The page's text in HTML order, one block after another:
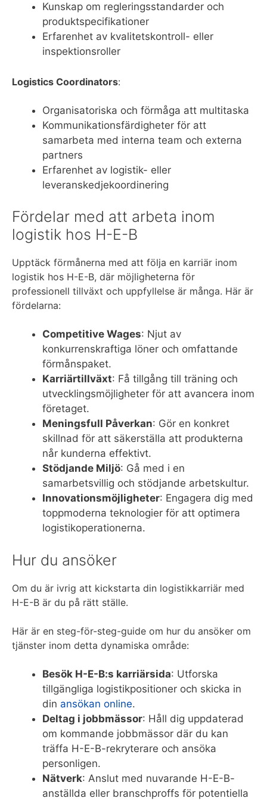
Kunskap om regleringsstandarder och
produktspecifikationer
Erfarenhet av kvalitetskontroll- eller
inspektionsroller
Logistics Coordinators:
Organisatoriska och förmåga att multitaska
Kommunikationsfärdigheter för att
samarbeta med interna team och externa
partners
Erfarenhet av logistik- eller
leveranskedjekoordinering
Fördelar med att arbeta inom
logistik hos H-E-B
Upptäck förmånerna med att följa en karriär inom
logistik hos H-E-B, där möjligheterna för
professionell tillväxt och uppfyllelse är många. Här är
fördelarna:
Competitive Wages: Njut av
konkurrenskraftiga löner och omfattande
förmånspaket.
Karriärtillväxt: Få tillgång till träning och
utvecklingsmöjligheter för att avancera inom
företaget.
Meningsfull Påverkan: Gör en konkret
skillnad för att säkerställa att produkterna
når kunderna effektivt.
Stödjande Miljö: Gå med i en
samarbetsvillig och stödjande arbetskultur.
Innovationsmöjligheter: Engagera dig med
toppmoderna teknologier för att optimera
logistikoperationerna.
Hur du ansöker
Om du är ivrig att kickstarta din logistikkarriär med
H-E-B är du på rätt ställe.
Här är en steg-för-steg-guide om hur du ansöker om
tjänster inom detta dynamiska område:
Besök H-E-B:s karriärsida: Utforska
tillgängliga logistikpositioner och skicka in
din ansökan online.
Deltag i jobbmässor: Håll dig uppdaterad
om kommande jobbmässor där du kan
träffa H-E-B-rekryterare och ansöka
personligen.
Nätverk: Anslut med nuvarande H-E-B-
anställda eller branschproffs för potentiella